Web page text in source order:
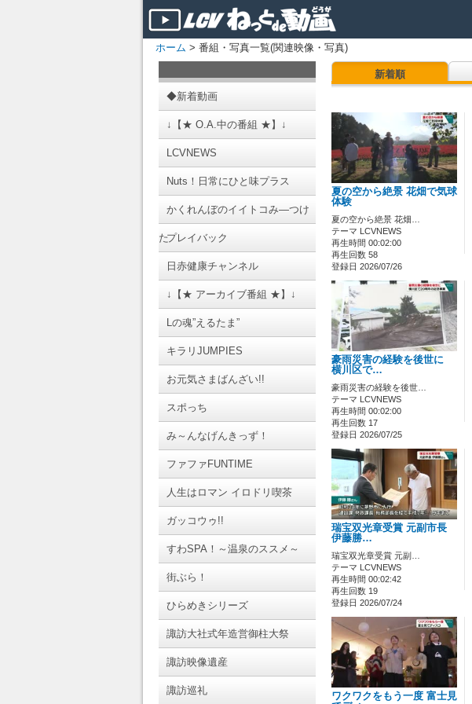
ホーム > 番組・写真一覧(関連映像・写真)
◆新着動画
↓【★ O.A.中の番組 ★】↓
LCVNEWS
Nuts！日常にひと味プラス
かくれんぼのイイトコみ―つけ
たプレイバック
日赤健康チャンネル
↓【★ アーカイブ番組 ★】↓
Lの魂”えるたま”
キラリJUMPIES
お元気さまばんざい!!
スポっち
み～んなげんきっず！
ファファFUNTIME
人生はロマン イロドリ喫茶
ガッコウゥ!!
すわSPA！～温泉のススメ～
街ぶら！
ひらめきシリーズ
諏訪大社式年造営御柱大祭
諏訪映像遺産
諏訪巡礼
新着順
夏の空から絶景 花畑で気球
体験
夏の空から絶景 花畑…
テーマ LCVNEWS
再生時間 00:02:00
再生回数 58
登録日 2026/07/26
豪雨災害の経験を後世に
横川区で…
豪雨災害の経験を後世…
テーマ LCVNEWS
再生時間 00:02:00
再生回数 17
登録日 2026/07/25
瑞宝双光章受賞 元副市長
伊藤勝…
瑞宝双光章受賞 元副…
テーマ LCVNEWS
再生時間 00:02:42
再生回数 19
登録日 2026/07/24
ワクワクをもう一度 富士見